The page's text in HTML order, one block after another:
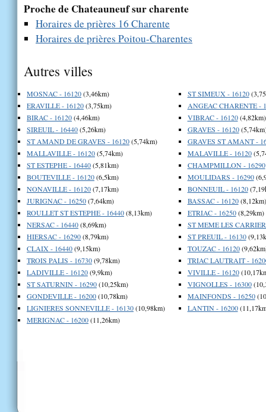
Proche de Chateauneuf sur charente
Horaires de prières 16 Charente
Horaires de prières Poitou-Charentes
Autres villes
MOSNAC - 16120(3,46km)
ERAVILLE - 16120(3,75km)
BIRAC - 16120(4,46km)
SIREUIL - 16440(5,26km)
ST AMAND DE GRAVES - 16120(5,74km)
MALLAVILLE - 16120(5,74km)
ST ESTEPHE - 16440(5,81km)
BOUTEVILLE - 16120(6,5km)
NONAVILLE - 16120(7,17km)
JURIGNAC - 16250(7,64km)
ROULLET ST ESTEPHE - 16440(8,13km)
NERSAC - 16440(8,69km)
HIERSAC - 16290(8,79km)
CLAIX - 16440(9,15km)
TROIS PALIS - 16730(9,78km)
LADIVILLE - 16120(9,9km)
ST SATURNIN - 16290(10,25km)
GONDEVILLE - 16200(10,78km)
LIGNIERES SONNEVILLE - 16130(10,98km)
MERIGNAC - 16200(11,26km)
ST SIMEUX - 16120
ANGEAC CHARENTE -
VIBRAC - 16120(4,82km)
GRAVES - 16120
GRAVES ST AMANT -
MALAVILLE - 16120
CHAMPMILLON - 16290
MOULIDARS - 16290
BONNEUIL - 16120
BASSAC - 16120(8,12km)
ETRIAC - 16250(8,29km)
ST MEME LES
ST PREUIL - 16130
TOUZAC - 16120
TRIAC LAUTRAIT -
VIVILLE - 16120
VIGNOLLES - 16300
MAINFONDS - 16250
LANTIN - 16200